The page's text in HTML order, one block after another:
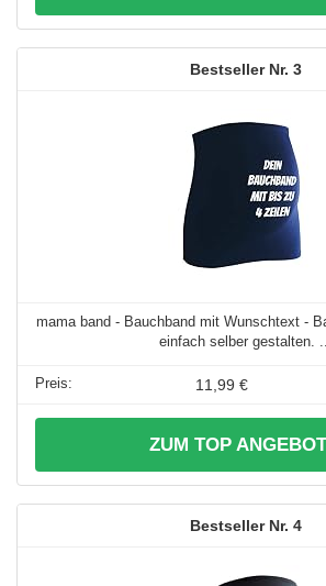
3
mama band - Bauchband mit Wunschtext -
einfach selber gestalten. ...
11,99 €
ZUM TOP
4